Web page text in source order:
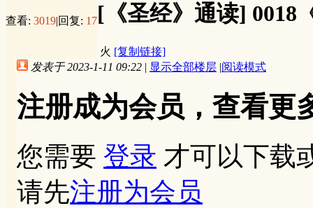
查看: 3019|回复: 17[《圣经》通读] 0018
火 [复制链接]
发表于 2023-1-11 09:22 | 显示全部楼层 |阅读模式
注册成为会员，查看更
您需要 登录 才可以下载
请先注册为会员